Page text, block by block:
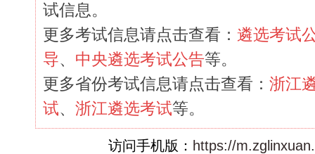
试信息。
更多考试信息请点击查看： 遴选考试
导、 中央遴选考试公告等。
更多省份考试信息请点击查看： 浙江
试、 浙江遴选考试等。
访问手机版： https://